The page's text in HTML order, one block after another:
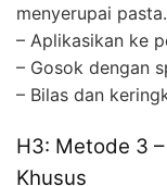
menyerupai pasta.
– Aplikasikan ke
– Gosok dengan
– Bilas dan
H3: Metode 3
Khusus